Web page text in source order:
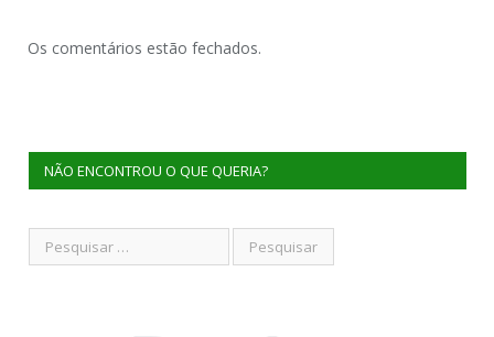
Os comentários estão fechados.
NÃO ENCONTROU O QUE QUERIA?